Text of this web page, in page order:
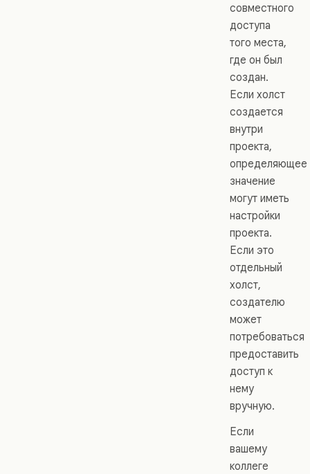
совместного
доступа
того места,
где он был
создан.
Если холст
создается
внутри
проекта,
определяющее
значение
могут иметь
настройки
проекта.
Если это
отдельный
холст,
создателю
может
потребоваться
предоставить
доступ к
нему
вручную.
Если
вашему
коллеге